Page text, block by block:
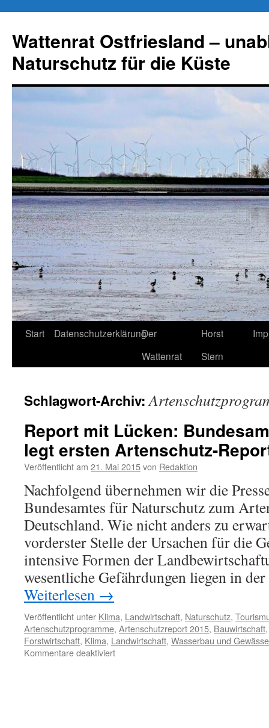
springen
Wattenrat Ostfriesland –
Naturschutz für die Küste
Start DatenschutzerklärungDer
Wattenrat
Horst
Stern
Schlagwort-Archiv:
Report mit Lücken:
legt ersten Artenschutz-
Veröffentlicht am 21. Mai 2015von Redaktion
Nachfolgend übernehmen wir die
Bundesamtes für Naturschutz zum
Deutschland. Wie nicht anders zu
vorderster Stelle der Ursachen für die
intensive Formen der
wesentliche Gefährdungen liegen in
Weiterlesen →
Veröffentlicht unter Klima, Landwirtschaft, Naturschutz,
Artenschutzprogramme, Artenschutzreport 2015, Bauwirtschaft
Forstwirtschaft, Klima, Landwirtschaft, Wasserbau und
Kommentare deaktiviertfür